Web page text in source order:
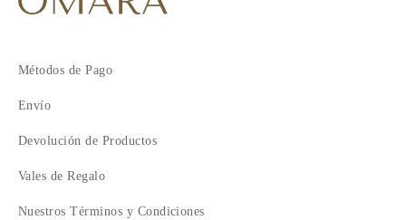
8
Métodos de Pago
Envío
Devolución de Productos
Vales de Regalo
Nuestros Términos y Condiciones